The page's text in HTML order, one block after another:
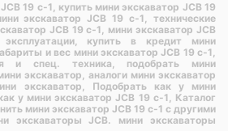
19 c-1, купить мини экскаватор JCB 19
экскаватор JCB 19 c-1,технические
JCB 19 c-1, мини экскаватор JCB
купить в кредит мини
и вес мини экскаватор JCB 19 c-1,
и спец. техника, подобрать мини
экскаватор, аналоги мини экскаватор
экскаватор, Подобрать как у мини
у мини экскаватор JCB 19 c-1, Каталог
мини экскаватор JCB 19 c-1 с другими
экскаваторы JCB.
мини экскаваторы